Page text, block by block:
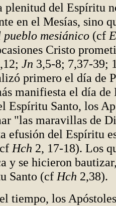
plenitud del Espíritu
en el Mesías, sino
pueblo mesiánico (cf
Cristo
Jn 3,5-8; 7,37-39;
primero el día de
manifiesta el día de
Espíritu Santo, los
"las maravillas de
efusión del Espíritu
Hch 2, 17-18). Los
y se hicieron
Santo (cf Hch 2,38).
tiempo, los